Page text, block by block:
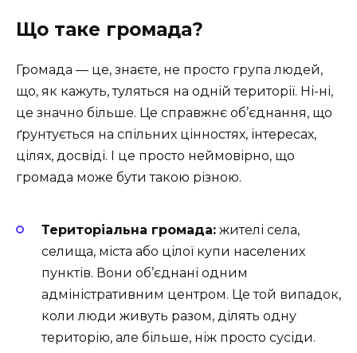
Що таке громада?
Громада — це, знаєте, не просто група людей,
що, як кажуть, туляться на одній території. Ні-ні,
це значно більше. Це справжнє об’єднання, що
ґрунтується на спільних цінностях, інтересах,
цілях, досвіді. І це просто неймовірно, що
громада може бути такою різною.
Територіальна громада: жителі села,
селища, міста або цілої купи населених
пунктів. Вони об’єднані одним
адміністративним центром. Це той випадок,
коли люди живуть разом, ділять одну
територію, але більше, ніж просто сусіди.